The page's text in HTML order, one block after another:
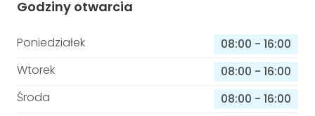
Godziny otwarcia
Poniedziałek 08:00 - 16:00
Wtorek
08:00 - 16:00
Środa
08:00 - 16:00